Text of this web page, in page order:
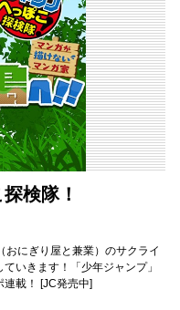
検隊！
にぎり屋と兼業）のサクライ
いきます！「少年ジャンプ」
載！ [JC発売中]